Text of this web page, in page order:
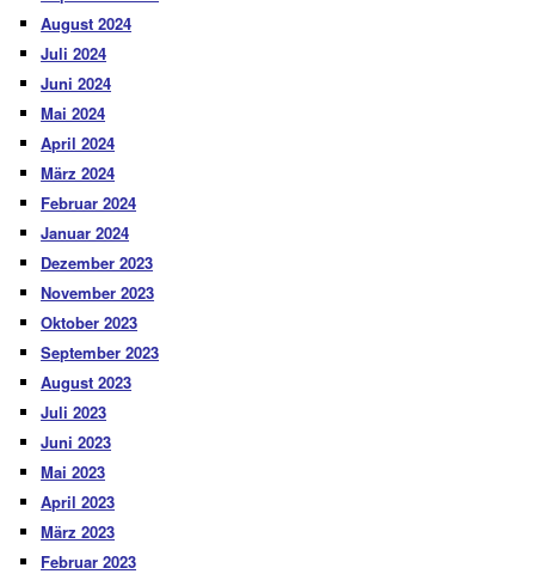
August 2024
Juli 2024
Juni 2024
Mai 2024
April 2024
März 2024
Februar 2024
Januar 2024
Dezember 2023
November 2023
Oktober 2023
September 2023
August 2023
Juli 2023
Juni 2023
Mai 2023
April 2023
März 2023
Februar 2023